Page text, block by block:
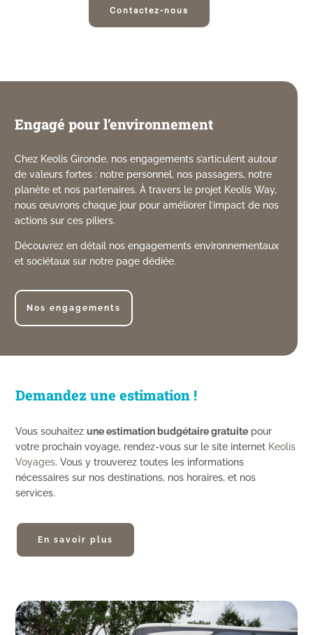
Contactez-nous
Engagé pour l’environnement
Chez Keolis Gironde, nos engagements s’articulent autour
de valeurs fortes : notre personnel, nos passagers, notre
planète et nos partenaires. À travers le projet Keolis Way,
nous œuvrons chaque jour pour améliorer l’impact de nos
actions sur ces piliers.
Découvrez en détail nos engagements environnementaux
et sociétaux sur notre page dédiée.
Nos engagements
Demandez une estimation !
Vous souhaitezune estimation budgétaire gratuite pour
votre prochain voyage, rendez-vous sur le site internet Keolis
Voyages. Vous y trouverez toutes les informations
nécessaires sur nos destinations, nos horaires, et nos
services.
En savoir plus